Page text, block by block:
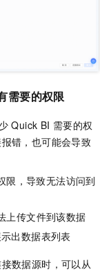
需要的权限
Quick BI 需要的权
错，也可能会导致
限，导致无法访问到
上传文件到该数据
出数据表列表
数据源时，可以从